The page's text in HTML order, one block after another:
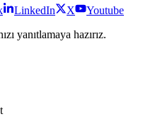
LinkedIn X
Youtube
yanıtlamaya hazırız.